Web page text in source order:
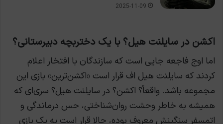
2025-11-09
اکشن در سایلنت هیل؟ با یک دختربچه دبیرستانی؟
اما اوج فاجعه جایی است که سازندگان با افتخار اعلام
کردند که سایلنت هیل اف قرار است «اکشن‌ترین» بازی این
مجموعه باشد. واقعاً؟ اکشن؟ در سایلنت هیل؟ سری‌ای که
همیشه به خاطر وحشت روان‌شناختی، حس درماندگی و
اتمسفر سنگینش معروف بوده، حالا قرار است به یک بازی